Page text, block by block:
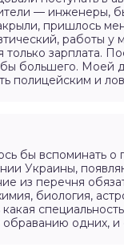
— инженеры,
пришлось
работы у
только зарплата.
большего. Моей
полицейским и
бы вспоминать
Украины,
из перечня
биология,
какая
обраванию одних, и